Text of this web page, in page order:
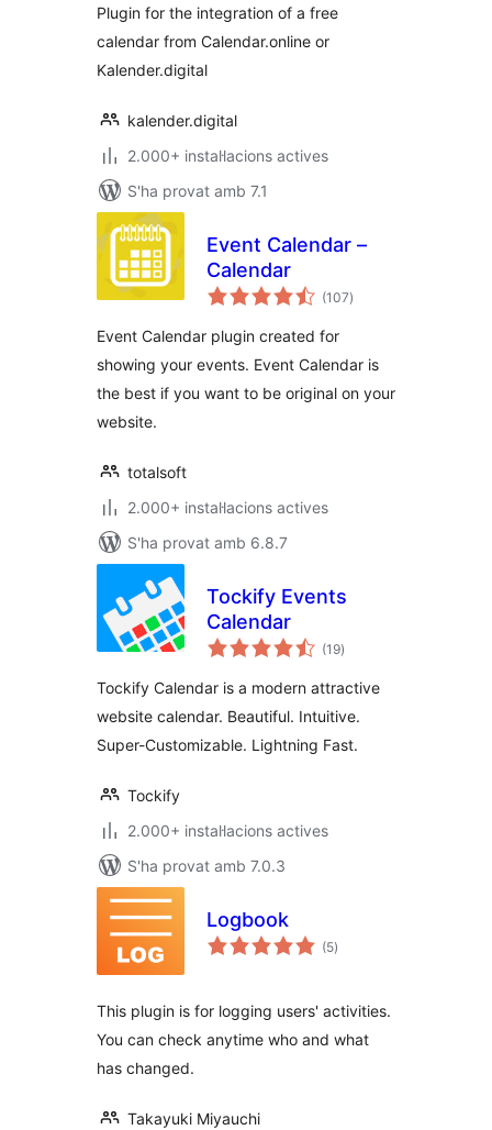
Plugin for the integration of a free
calendar from Calendar.online or
Kalender.digital
kalender.digital
2.000+ instal·lacions actives
S'ha provat amb 7.1
Event Calendar –
Calendar
(107puntuacions
totals
)
Event Calendar plugin created for
showing your events. Event Calendar is
the best if you want to be original on your
website.
totalsoft
2.000+ instal·lacions actives
S'ha provat amb 6.8.7
Tockify Events
Calendar
(19puntuacions
totals
)
Tockify Calendar is a modern attractive
website calendar. Beautiful. Intuitive.
Super-Customizable. Lightning Fast.
Tockify
2.000+ instal·lacions actives
S'ha provat amb 7.0.3
Logbook
(5puntuacions
totals
)
This plugin is for logging users' activities.
You can check anytime who and what
has changed.
Takayuki Miyauchi